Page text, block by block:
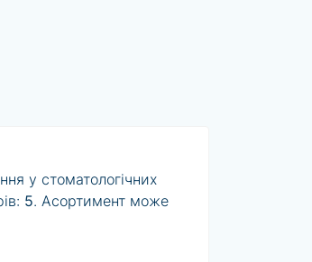
у стоматологічних
5. Асортимент може